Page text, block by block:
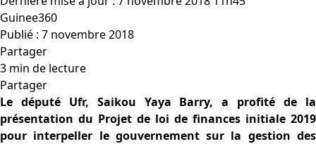
Guinee360
Publié : 7 novembre 2018
Partager
3 min de lecture
Partager
Le député Ufr, Saikou Yaya Barry, a profité de la
présentation du Projet de loi de finances initiale 2019
pour interpeller le gouvernement sur la gestion des